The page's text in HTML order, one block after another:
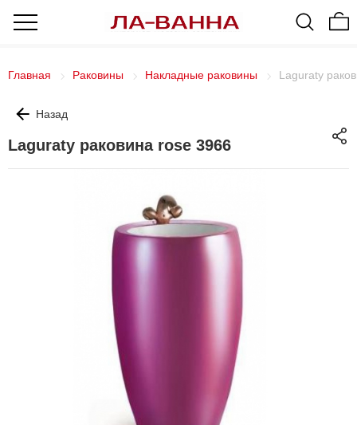
Главная Раковины Накладные раковины Laguraty
Назад
Laguraty раковина rose 3966